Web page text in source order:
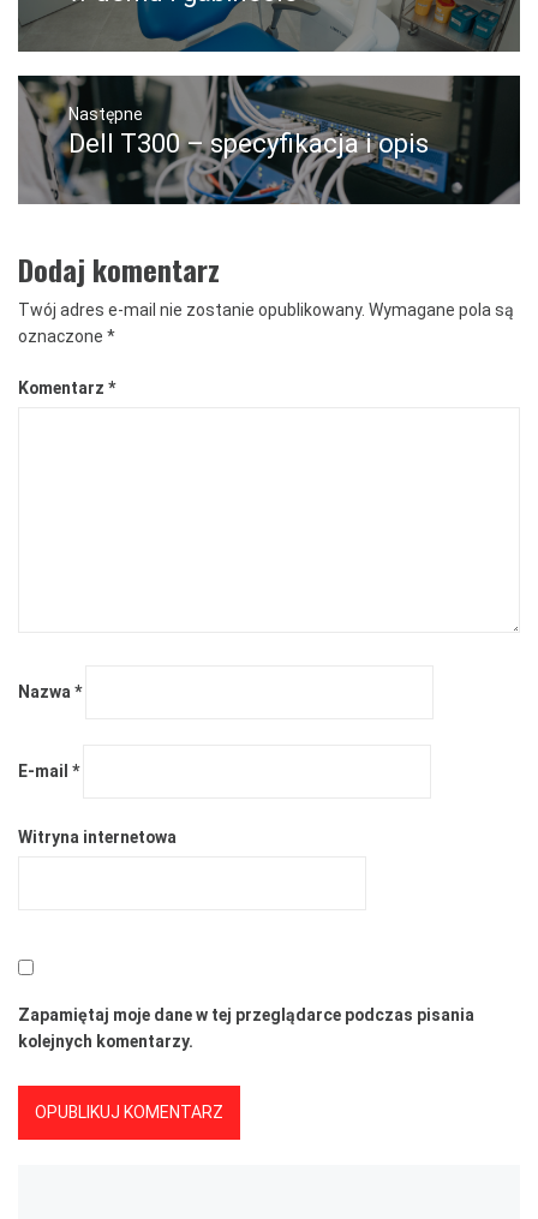
Następne
Następny
post:
Dell T300 – specyfikacja i opis
Dodaj komentarz
Twój adres e-mail nie zostanie opublikowany. Wymagane pola są
oznaczone *
Komentarz *
Nazwa*
E-mail *
Witryna internetowa
Zapamiętaj moje dane w tej przeglądarce podczas pisania
kolejnych komentarzy.